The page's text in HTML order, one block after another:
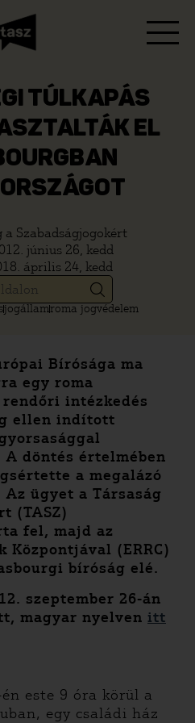
TÚLKAPÁS
EL
a Szabadságjogokért
június 26, kedd
április 24, kedd
jogállamroma jogvédelem
Bírósága ma
egy roma
intézkedés
ellen indított
A döntés értelmében
a megalázó
ügyet a Társaság
(TASZ)
fel, majd az
Központjával (ERRC)
bíróság elé.
szeptember 26-án
magyar nyelven itt
este 9 óra körül a
egy családi ház